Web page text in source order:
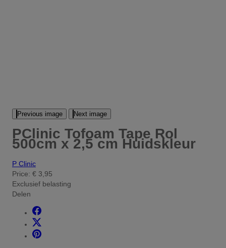
Previous image Next image
PClinic Tofoam Tape Rol
500cm x 2,5 cm Huidskleur
P Clinic
Price: € 3,95
Exclusief belasting
Delen